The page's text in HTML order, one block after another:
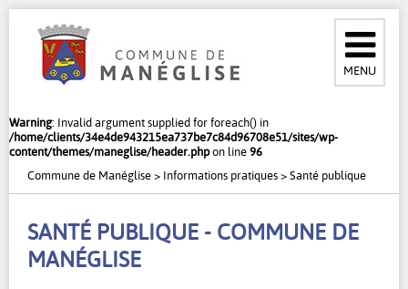
MENU
Warning: Invalid argument supplied for foreach() in
/home/clients/34e4de943215ea737be7c84d96708e51/sites/wp-
content/themes/maneglise/header.phpon line96
Commune de Manéglise> Informations pratiques>Santé publique
SANTÉ PUBLIQUE - COMMUNE DE
MANÉGLISE